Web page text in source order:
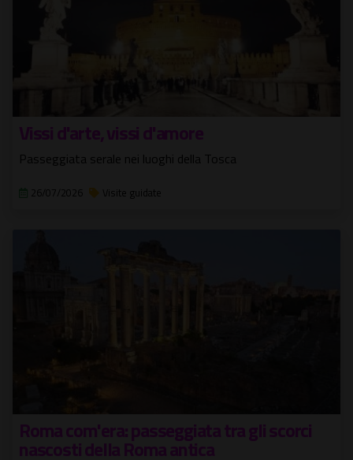
Vissi d'arte, vissi d'amore
Passeggiata serale nei luoghi della Tosca
26/07/2026 Visite guidate
Roma com'era: passeggiata tra gli scorci
nascosti della Roma antica